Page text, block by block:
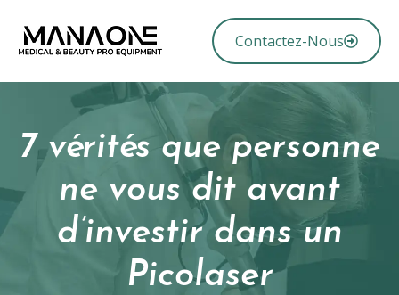
Contactez-Nous
7 vérités que personne
ne vous dit avant
d’investir dans un
Picolaser